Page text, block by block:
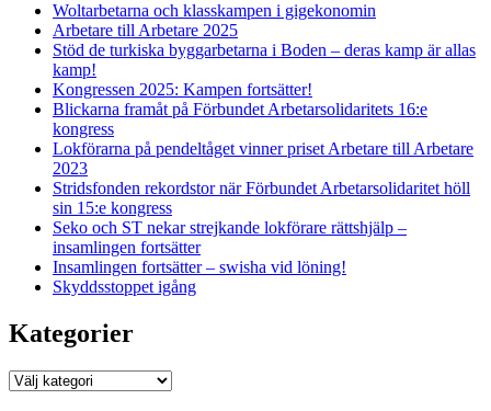
Woltarbetarna och klasskampen i gigekonomin
Arbetare till Arbetare 2025
Stöd de turkiska byggarbetarna i Boden – deras kamp är allas
kamp!
Kongressen 2025: Kampen fortsätter!
Blickarna framåt på Förbundet Arbetarsolidaritets 16:e
kongress
Lokförarna på pendeltåget vinner priset Arbetare till Arbetare
2023
Stridsfonden rekordstor när Förbundet Arbetarsolidaritet höll
sin 15:e kongress
Seko och ST nekar strejkande lokförare rättshjälp –
insamlingen fortsätter
Insamlingen fortsätter – swisha vid löning!
Skyddsstoppet igång
Kategorier
Kategorier